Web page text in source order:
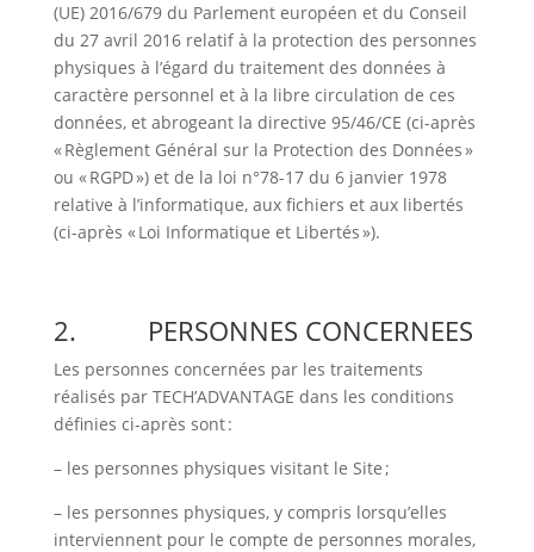
(UE) 2016/679 du Parlement européen et du Conseil
du 27 avril 2016 relatif à la protection des personnes
physiques à l’égard du traitement des données à
caractère personnel et à la libre circulation de ces
données, et abrogeant la directive 95/46/CE (ci-après
« Règlement Général sur la Protection des Données »
ou « RGPD ») et de la loi n°78-17 du 6 janvier 1978
relative à l’informatique, aux fichiers et aux libertés
(ci-après « Loi Informatique et Libertés »).
2. PERSONNES CONCERNEES
Les personnes concernées par les traitements
réalisés par TECH’ADVANTAGE dans les conditions
définies ci-après sont :
– les personnes physiques visitant le Site ;
– les personnes physiques, y compris lorsqu’elles
interviennent pour le compte de personnes morales,